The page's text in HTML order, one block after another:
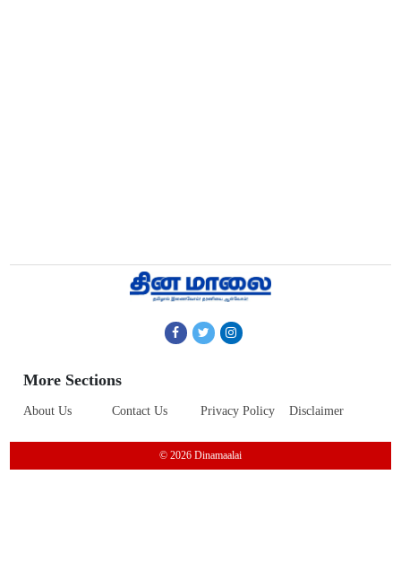
More Sections
About Us Contact Us Privacy Policy Disclaimer
© 2026 Dinamaalai